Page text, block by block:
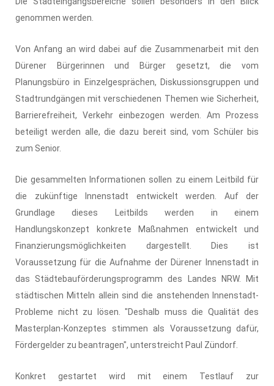
genommen werden.
Von Anfang an wird dabei auf die Zusammenarbeit mit den
Dürener Bürgerinnen und Bürger gesetzt, die vom
Planungsbüro in Einzelgesprächen, Diskussionsgruppen und
Stadtrundgängen mit verschiedenen Themen wie Sicherheit,
Barrierefreiheit, Verkehr einbezogen werden. Am Prozess
beteiligt werden alle, die dazu bereit sind, vom Schüler bis
zum Senior.
Die gesammelten Informationen sollen zu einem Leitbild für
die zukünftige Innenstadt entwickelt werden. Auf der
Grundlage dieses Leitbilds werden in einem
Handlungskonzept konkrete Maßnahmen entwickelt und
Finanzierungsmöglichkeiten dargestellt. Dies ist
Voraussetzung für die Aufnahme der Dürener Innenstadt in
das Städtebauförderungsprogramm des Landes NRW. Mit
städtischen Mitteln allein sind die anstehenden Innenstadt-
Probleme nicht zu lösen. "Deshalb muss die Qualität des
Masterplan-Konzeptes stimmen als Voraussetzung dafür,
Fördergelder zu beantragen", unterstreicht Paul Zündorf.
Konkret gestartet wird mit einem Testlauf zur